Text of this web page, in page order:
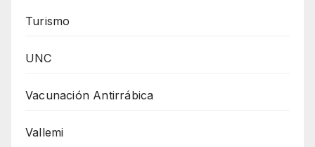
Turismo
UNC
Vacunación Antirrábica
Vallemi